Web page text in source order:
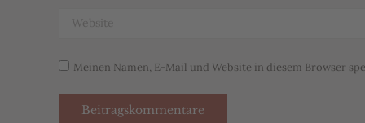
Website
Meinen Namen, E-Mail und Website in diesem Browser
Beitragskommentare